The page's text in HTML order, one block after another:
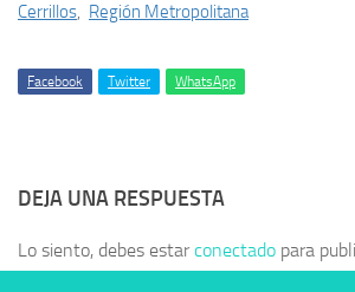
Cerrillos, Región Metropolitana
Facebook Twitter WhatsApp
DEJA UNA RESPUESTA
Lo siento, debes estarconectado para